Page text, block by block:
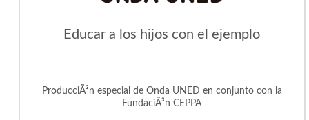
Educar a los hijos con el ejemplo
ProducciÃ³n especial de Onda UNED en conjunto con la
FundaciÃ³n CEPPA